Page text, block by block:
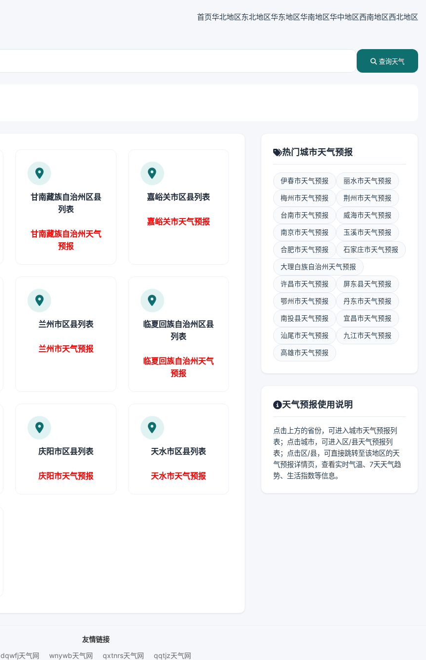
首页华北地区东北地区华东地区华南地区华中地区西南地区西北地区
查询天气
甘南藏族自治州区县
列表
甘南藏族自治州天气
预报
嘉峪关市区县列表
嘉峪关市天气预报
兰州市区县列表
兰州市天气预报
临夏回族自治州区县
列表
临夏回族自治州天气
预报
庆阳市区县列表
庆阳市天气预报
天水市区县列表
天水市天气预报
热门城市天气预报
伊春市天气预报 丽水市天气预报
梅州市天气预报 荆州市天气预报
台南市天气预报 威海市天气预报
南京市天气预报 玉溪市天气预报
合肥市天气预报 石家庄市天气预报
大理白族自治州天气预报
许昌市天气预报 屏东县天气预报
鄂州市天气预报 丹东市天气预报
南投县天气预报 宜昌市天气预报
汕尾市天气预报 九江市天气预报
高雄市天气预报
天气预报使用说明
点击上方的省份，可进入城市天气预报列
表；点击城市，可进入区/县天气预报列
表；点击区/县，可直接跳转至该地区的天
气预报详情页，查看实时气温、7天天气趋
势、生活指数等信息。
友情链接
dqwfj天气网
wnywb天气网 qxtnrs天气网 qqtjz天气网